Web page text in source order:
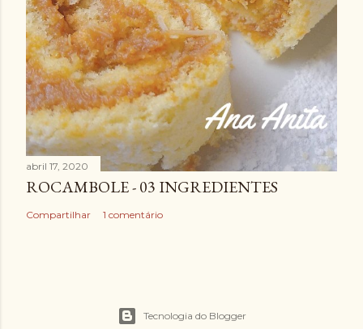
abril 17, 2020
ROCAMBOLE - 03 INGREDIENTES
Compartilhar 1 comentário
Tecnologia do Blogger